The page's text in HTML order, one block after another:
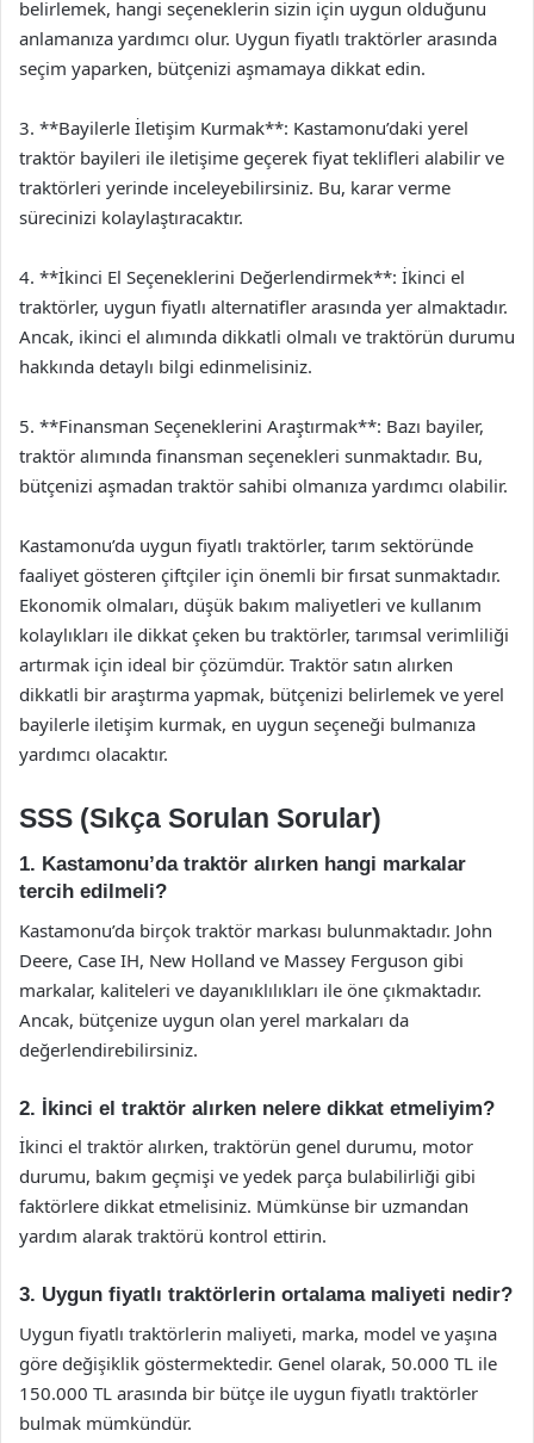
belirlemek, hangi seçeneklerin sizin için uygun olduğunu
anlamanıza yardımcı olur. Uygun fiyatlı traktörler arasında
seçim yaparken, bütçenizi aşmamaya dikkat edin.
3. **Bayilerle İletişim Kurmak**: Kastamonu’daki yerel
traktör bayileri ile iletişime geçerek fiyat teklifleri alabilir ve
traktörleri yerinde inceleyebilirsiniz. Bu, karar verme
sürecinizi kolaylaştıracaktır.
4. **İkinci El Seçeneklerini Değerlendirmek**: İkinci el
traktörler, uygun fiyatlı alternatifler arasında yer almaktadır.
Ancak, ikinci el alımında dikkatli olmalı ve traktörün durumu
hakkında detaylı bilgi edinmelisiniz.
5. **Finansman Seçeneklerini Araştırmak**: Bazı bayiler,
traktör alımında finansman seçenekleri sunmaktadır. Bu,
bütçenizi aşmadan traktör sahibi olmanıza yardımcı olabilir.
Kastamonu’da uygun fiyatlı traktörler, tarım sektöründe
faaliyet gösteren çiftçiler için önemli bir fırsat sunmaktadır.
Ekonomik olmaları, düşük bakım maliyetleri ve kullanım
kolaylıkları ile dikkat çeken bu traktörler, tarımsal verimliliği
artırmak için ideal bir çözümdür. Traktör satın alırken
dikkatli bir araştırma yapmak, bütçenizi belirlemek ve yerel
bayilerle iletişim kurmak, en uygun seçeneği bulmanıza
yardımcı olacaktır.
SSS (Sıkça Sorulan Sorular)
1. Kastamonu’da traktör alırken hangi markalar
tercih edilmeli?
Kastamonu’da birçok traktör markası bulunmaktadır. John
Deere, Case IH, New Holland ve Massey Ferguson gibi
markalar, kaliteleri ve dayanıklılıkları ile öne çıkmaktadır.
Ancak, bütçenize uygun olan yerel markaları da
değerlendirebilirsiniz.
2. İkinci el traktör alırken nelere dikkat etmeliyim?
İkinci el traktör alırken, traktörün genel durumu, motor
durumu, bakım geçmişi ve yedek parça bulabilirliği gibi
faktörlere dikkat etmelisiniz. Mümkünse bir uzmandan
yardım alarak traktörü kontrol ettirin.
3. Uygun fiyatlı traktörlerin ortalama maliyeti nedir?
Uygun fiyatlı traktörlerin maliyeti, marka, model ve yaşına
göre değişiklik göstermektedir. Genel olarak, 50.000 TL ile
150.000 TL arasında bir bütçe ile uygun fiyatlı traktörler
bulmak mümkündür.